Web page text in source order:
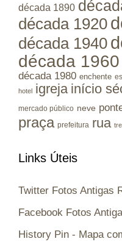
década 1890
década 1920
década 1940
década 1960
década 1980 enchente
hotel
igreja início
mercado público neve
praça prefeitura rua
Links Úteis
Twitter Fotos Antigas
Facebook Fotos
History Pin - Mapa